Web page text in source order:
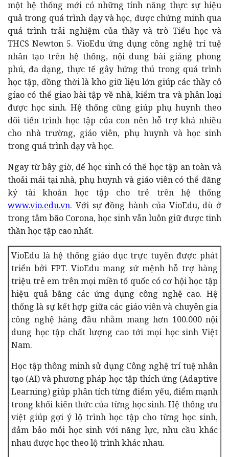
một hệ thống mới có những tính năng thực sự hiệu
quả trong quá trình dạy và học, được chứng minh qua
quá trình trải nghiệm của thầy và trò Tiểu học và
THCS Newton 5. VioEdu ứng dụng công nghệ trí tuệ
nhân tạo trên hệ thống, nội dung bài giảng phong
phú, đa dạng, thực tế gây hứng thú trong quá trình
học tập, đồng thời là kho giữ liệu lớn giúp các thầy cô
gíao có thể giao bài tập về nhà, kiểm tra và phân loại
được học sinh. Hệ thống cũng giúp phụ huynh theo
dõi tiến trình học tập của con nên hỗ trợ khá nhiều
cho nhà trường, giáo viên, phụ huynh và học sinh
trong quá trình dạy và học.
Ngay từ bây giờ, để học sinh có thể học tập an toàn và
thoải mái tại nhà, phụ huynh và giáo viên có thể đăng
ký tài khoản học tập cho trẻ trên hệ thống
www.vio.edu.vn. Với sự đồng hành của VioEdu, dù ở
trong tâm bão Corona, học sinh vẫn luôn giữ được tinh
thần học tập cao nhất.
VioEdu là hệ thống giáo dục trực tuyến được phát
triển bởi FPT. VioEdu mang sứ mệnh hỗ trợ hàng
triệu trẻ em trên mọi miền tổ quốc có cơ hội học tập
hiệu quả bằng các ứng dụng công nghệ cao. Hệ
thống là sự kết hợp giữa các giáo viên và chuyên gia
công nghệ hàng đầu nhằm mang hơn 100.000 nội
dung học tập chất lượng cao tới mọi học sinh Việt
Nam.
Học tập thông minh sử dụng Công nghệ trí tuệ nhân
tạo (AI) và phương pháp học tập thích ứng (Adaptive
Learning) giúp phân tích từng điểm yếu, điểm mạnh
trong khối kiến thức của từng học sinh.Hệ thống ưu
việt giúp gợi ý lộ trình học tập cho từng học sinh,
đảm bảo mỗi học sinh với năng lực, nhu cầu khác
nhau được học theo lộ trình khác nhau.